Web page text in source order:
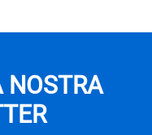
NOSTRA